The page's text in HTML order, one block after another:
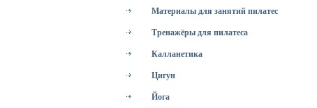
Материалы для занятий пилатес
Тренажёры для пилатеса
Калланетика
Цигун
Йога